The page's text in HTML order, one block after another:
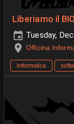
Liberiamo il
Tuesday,
Officina
informatica